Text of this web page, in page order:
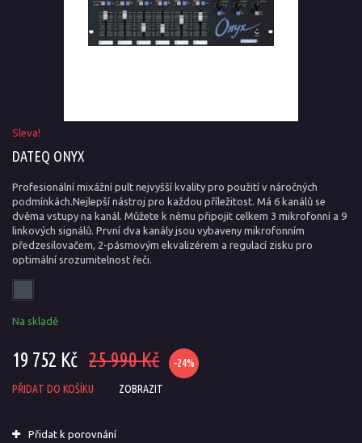
Sleva!
DATEQ ONYX
Profesionální mixážní pult nejvyšší kvality pro použití v náročných
podmínkách.Nejlepší nástroj pro každou příležitost. Má 6 kanálů se
dvěma vstupy na kanál. Můžete k němu připojit celkem 3 mikrofonní a 9
linkových signálů. První dva kanály jsou vybaveny mikrofonním
předzesilovačem, 2-pásmovým ekvalizérem a regulací zisku pro
optimální srozumitelnost řeči.
Na skladě
19 752 Kč 25 990 Kč -24%
PŘIDAT DO KOŠÍKU ZOBRAZIT
Přidat k porovnání